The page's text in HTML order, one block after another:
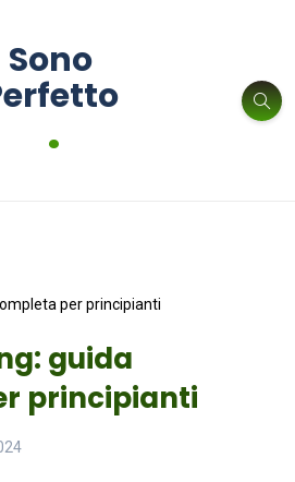
Sono
.
per principianti
guida
principianti